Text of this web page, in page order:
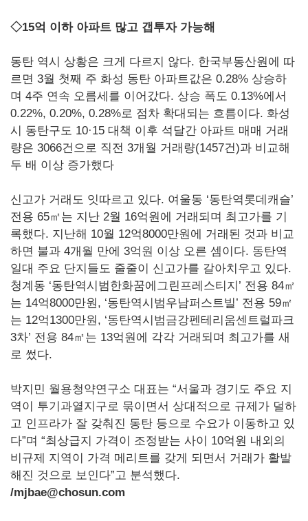
◇15억 이하 아파트 많고 갭투자 가능해
동탄 역시 상황은 크게 다르지 않다. 한국부동산원에 따
르면 3월 첫째 주 화성 동탄 아파트값은 0.28% 상승하
며 4주 연속 오름세를 이어갔다. 상승 폭도 0.13%에서
0.22%, 0.20%, 0.28%로 점차 확대되는 흐름이다. 화성
시 동탄구도 10·15 대책 이후 석달간 아파트 매매 거래
량은 3066건으로 직전 3개월 거래량(1457건)과 비교해
두 배 이상 증가했다
신고가 거래도 잇따르고 있다. 여울동 ‘동탄역롯데캐슬’
전용 65㎡는 지난 2월 16억원에 거래되며 최고가를 기
록했다. 지난해 10월 12억8000만원에 거래된 것과 비교
하면 불과 4개월 만에 3억원 이상 오른 셈이다. 동탄역
일대 주요 단지들도 줄줄이 신고가를 갈아치우고 있다.
청계동 ‘동탄역시범한화꿈에그린프레스티지’ 전용 84㎡
는 14억8000만원, ‘동탄역시범우남퍼스트빌’ 전용 59㎡
는 12억1300만원, ‘동탄역시범금강펜테리움센트럴파크
3차’ 전용 84㎡는 13억원에 각각 거래되며 최고가를 새
로 썼다.
박지민 월용청약연구소 대표는 “서울과 경기도 주요 지
역이 투기과열지구로 묶이면서 상대적으로 규제가 덜하
고 인프라가 잘 갖춰진 동탄 등으로 수요가 이동하고 있
다”며 “최상급지 가격이 조정받는 사이 10억원 내외의
비규제 지역이 가격 메리트를 갖게 되면서 거래가 활발
해진 것으로 보인다”고 분석했다.
/mjbae@chosun.com